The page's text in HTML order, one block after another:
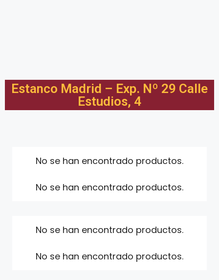
Estanco Madrid – Exp. Nº 29 Calle
Estudios, 4
No se han encontrado productos.
No se han encontrado productos.
No se han encontrado productos.
No se han encontrado productos.